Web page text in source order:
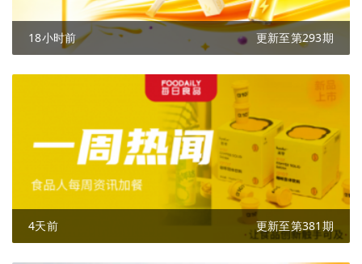
18小时前 更新至第293期
4天前 更新至第381期